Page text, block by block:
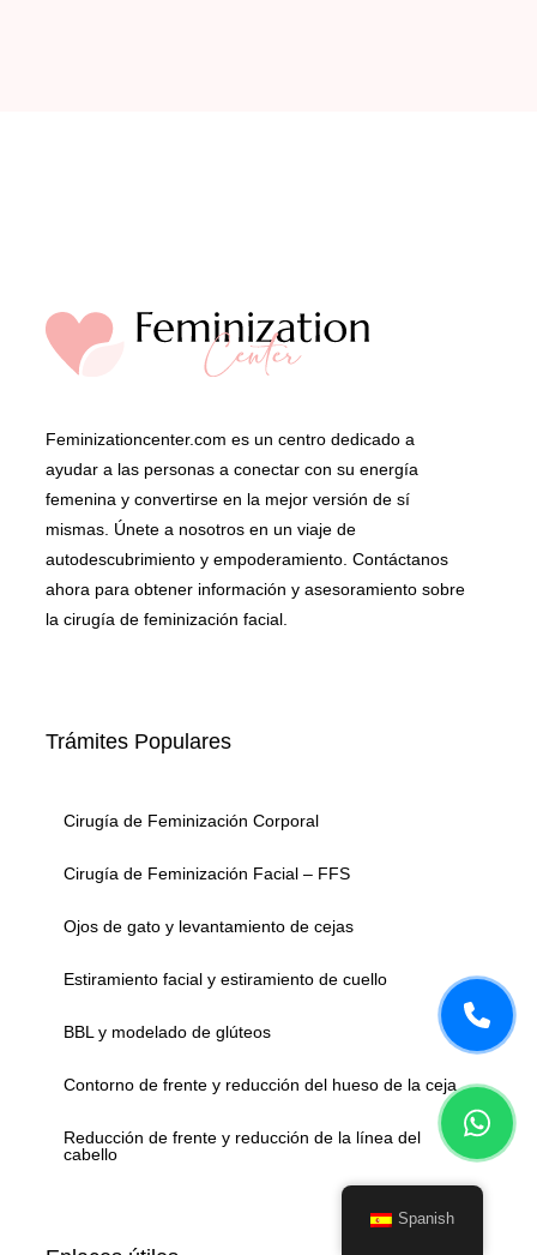
Feminizationcenter.com es un centro dedicado a
ayudar a las personas a conectar con su energía
femenina y convertirse en la mejor versión de sí
mismas. Únete a nosotros en un viaje de
autodescubrimiento y empoderamiento. Contáctanos
ahora para obtener información y asesoramiento sobre
la cirugía de feminización facial.
Trámites Populares
Cirugía de Feminización Corporal
Cirugía de Feminización Facial – FFS
Ojos de gato y levantamiento de cejas
Estiramiento facial y estiramiento de cuello
BBL y modelado de glúteos
Contorno de frente y reducción del hueso de la ceja
Reducción de frente y reducción de la línea del
cabello
Spanish